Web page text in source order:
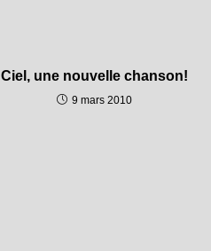
Ciel, une nouvelle chanson!
9 mars 2010